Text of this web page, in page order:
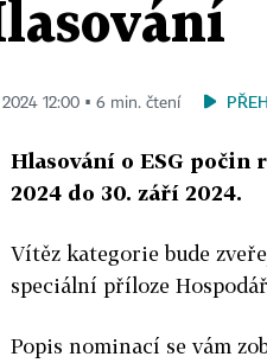
2024 12:00 ▪ 6 min. čtení
Hlasování o ESG počin
2024 do 30. září 2024.
Vítěz kategorie bude
speciální příloze
Popis nominací se vám